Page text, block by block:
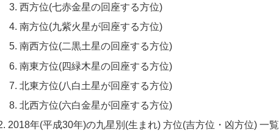
西方位(七赤金星の回座する方位)
南方位(九紫火星が回座する方位)
南西方位(二黒土星の回座する方位)
南東方位(四緑木星の回座する方位)
北東方位(八白土星が回座する方位)
北西方位(六白金星が回座する方位)
2018年(平成30年)の九星別(生まれ) 方位(吉方位・凶方位) 一覧